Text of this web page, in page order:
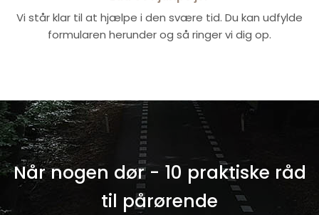
Vi står klar til at hjælpe i den svære tid. Du kan udfylde
formularen herunder og så ringer vi dig op.
Når nogen dør - 10 praktiske råd
til pårørende